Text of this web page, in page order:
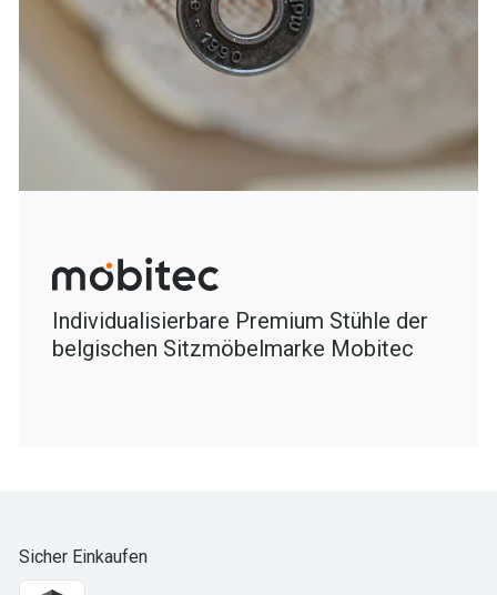
Individualisierbare Premium Stühle der
belgischen Sitzmöbelmarke Mobitec
Sicher Einkaufen